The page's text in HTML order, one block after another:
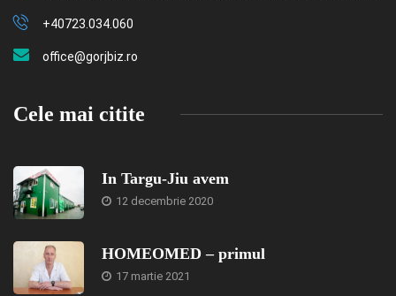
+40723.034.060
office@gorjbiz.ro
Cele mai citite
In Targu-Jiu avem
12 decembrie 2020
HOMEOMED – primul
17 martie 2021